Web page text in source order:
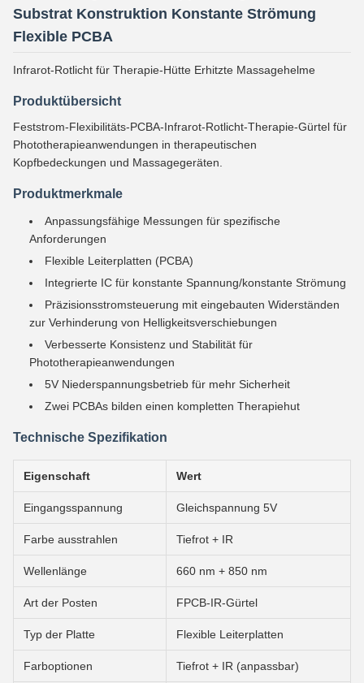
Substrat Konstruktion Konstante Strömung
Flexible PCBA
Infrarot-Rotlicht für Therapie-Hütte Erhitzte Massagehelme
Produktübersicht
Feststrom-Flexibilitäts-PCBA-Infrarot-Rotlicht-Therapie-Gürtel für
Phototherapieanwendungen in therapeutischen
Kopfbedeckungen und Massagegeräten.
Produktmerkmale
Anpassungsfähige Messungen für spezifische
Anforderungen
Flexible Leiterplatten (PCBA)
Integrierte IC für konstante Spannung/konstante Strömung
Präzisionsstromsteuerung mit eingebauten Widerständen
zur Verhinderung von Helligkeitsverschiebungen
Verbesserte Konsistenz und Stabilität für
Phototherapieanwendungen
5V Niederspannungsbetrieb für mehr Sicherheit
Zwei PCBAs bilden einen kompletten Therapiehut
Technische Spezifikation
Eigenschaft Wert
Eingangsspannung Gleichspannung 5V
Farbe ausstrahlen Tiefrot + IR
Wellenlänge 660 nm + 850 nm
Art der Posten FPCB-IR-Gürtel
Typ der Platte Flexible Leiterplatten
Farboptionen Tiefrot + IR (anpassbar)